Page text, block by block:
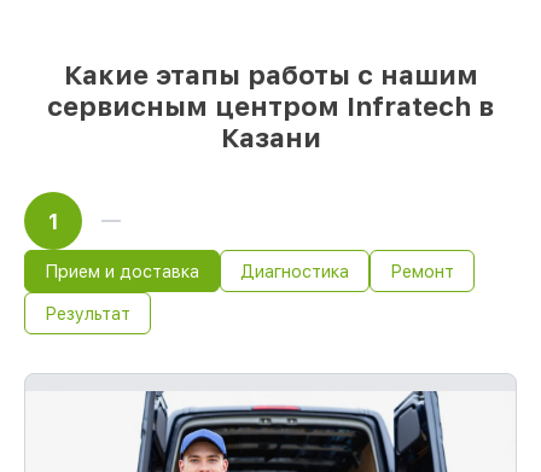
Какие этапы работы с нашим
сервисным центром Infratech в
Казани
1
Прием и доставка Диагностика Ремонт
Результат